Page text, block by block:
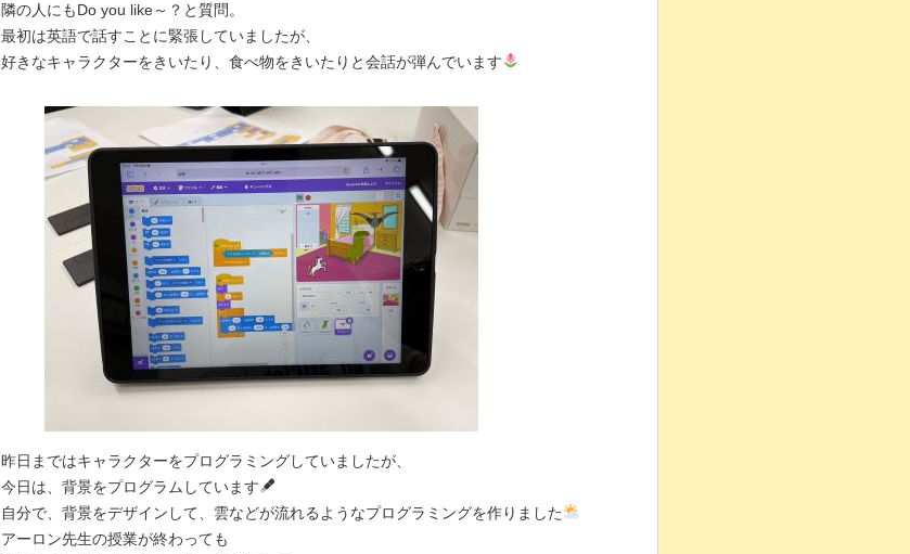
隣の人にもDo you like～？と質問。
最初は英語で話すことに緊張していましたが、
好きなキャラクターをきいたり、食べ物をきいたりと会話が弾んでいます
昨日まではキャラクターをプログラミングしていましたが、
今日は、背景をプログラムしています
自分で、背景をデザインして、雲などが流れるようなプログラミングを作りました
アーロン先生の授業が終わっても